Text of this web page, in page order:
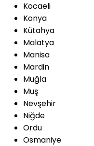
Kocaeli
Konya
Kütahya
Malatya
Manisa
Mardin
Muğla
Muş
Nevşehir
Niğde
Ordu
Osmaniye